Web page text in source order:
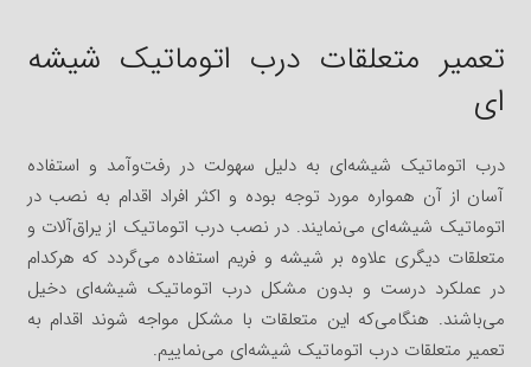
تعمیر متعلقات درب اتوماتیک شیشه
ای
درب اتوماتیک شیشه‌ای به دلیل سهولت در رفت‌وآمد و استفاده
آسان از آن همواره مورد توجه بوده و اکثر افراد اقدام به نصب در
اتوماتیک شیشه‌ای می‌نمایند. در نصب درب اتوماتیک از یراق‌آلات و
متعلقات دیگری علاوه بر شیشه و فریم استفاده می‌گردد که هرکدام
در عملکرد درست و بدون مشکل درب اتوماتیک شیشه‌ای دخیل
می‌باشند. هنگامی‌که این متعلقات با مشکل مواجه شوند اقدام به
تعمیر متعلقات درب اتوماتیک شیشه‌ای می‌نماییم.